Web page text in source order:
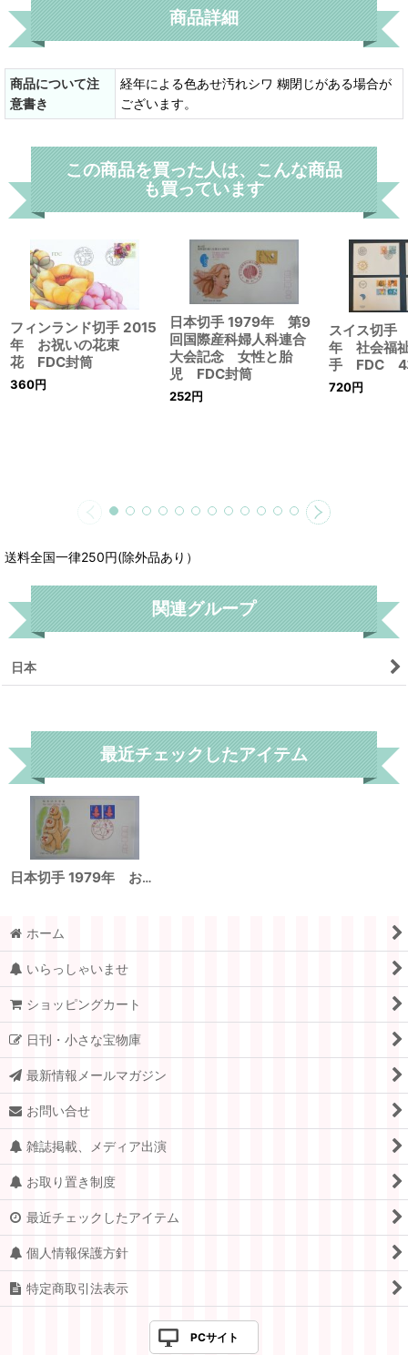
商品詳細
商品について注
意書き
経年による色あせ汚れシワ 糊閉じがある場合が
ございます。
この商品を買った人は、こんな商品
も買っています
フィンランド切手 2015
年 お祝いの花束
花 FDC封筒
360円
日本切手 1979年 第9
回国際産科婦人科連合
大会記念 女性と胎
児 FDC封筒
252円
スイス切
年 社会福
手 FDC 4
720円
送料全国一律250円(除外品あり）
関連グループ
日本
最近チェックしたアイテム
日本切手 1979年 お年玉 昭和55年 FDC封筒
ホーム
いらっしゃいませ
ショッピングカート
日刊・小さな宝物庫
最新情報メールマガジン
お問い合せ
雑誌掲載、メディア出演
お取り置き制度
最近チェックしたアイテム
個人情報保護方針
特定商取引法表示
PCサイト